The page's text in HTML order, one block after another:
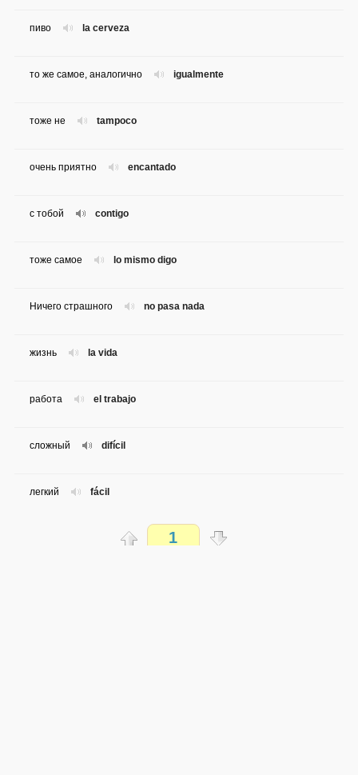
la cerveza
пиво
igualmente
то же самое, аналогично
tampoco
тоже не
encantado
очень приятно
contigo
с тобой
lo mismo digo
тоже самое
no pasa nada
Ничего страшного
la vida
жизнь
el trabajo
работа
difícil
сложный
fácil
легкий
1